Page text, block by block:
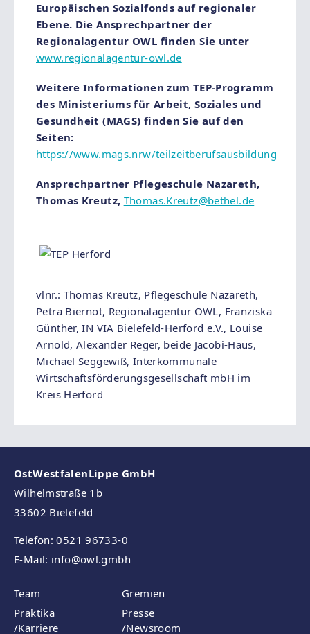
Europäischen Sozialfonds auf regionaler
Ebene. Die Ansprechpartner der
Regionalagentur OWL finden Sie unter
www.regionalagentur-owl.de
Weitere Informationen zum TEP-Programm
des Ministeriums für Arbeit, Soziales und
Gesundheit (MAGS) finden Sie auf den
Seiten:
https://www.mags.nrw/teilzeitberufsausbildung
Ansprechpartner Pflegeschule Nazareth,
Thomas Kreutz, Thomas.Kreutz@bethel.de
vlnr.: Thomas Kreutz, Pflegeschule Nazareth,
Petra Biernot, Regionalagentur OWL, Franziska
Günther, IN VIA Bielefeld-Herford e.V., Louise
Arnold, Alexander Reger, beide Jacobi-Haus,
Michael Seggewiß, Interkommunale
Wirtschaftsförderungsgesellschaft mbH im
Kreis Herford
OstWestfalenLippe GmbH
Wilhelmstraße 1b
33602 Bielefeld
Telefon: 0521 96733-0
E-Mail: info@owl.gmbh
Team
Gremien
Praktika
/Karriere
Presse
/Newsroom